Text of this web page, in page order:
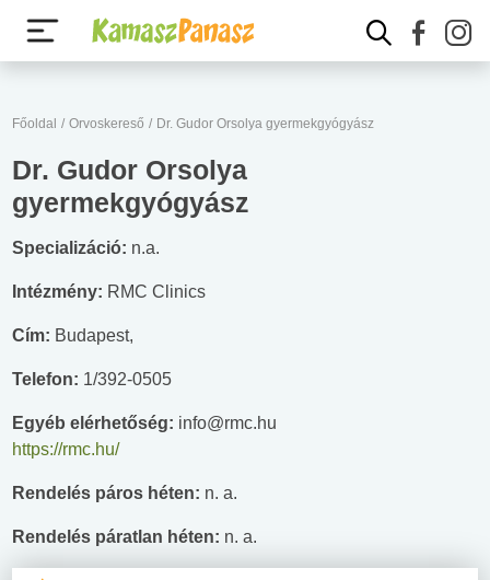
Főoldal / Orvoskereső / Dr. Gudor Orsolya gyermekgyógyász
Dr. Gudor Orsolya
gyermekgyógyász
Specializáció: n.a.
Intézmény: RMC Clinics
Cím: Budapest,
Telefon: 1/392-0505
Egyéb elérhetőség: info@rmc.hu
https://rmc.hu/
Rendelés páros héten: n. a.
Rendelés páratlan héten: n. a.